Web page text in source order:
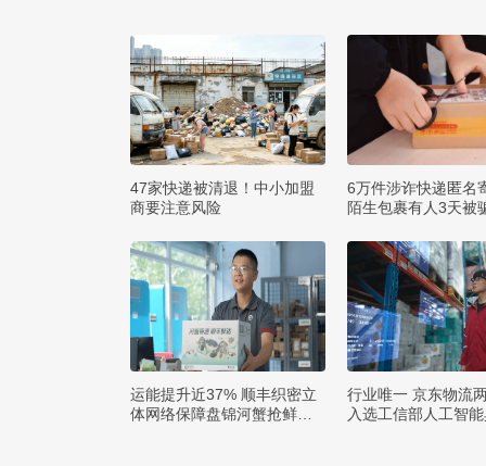
47家快递被清退！中小加盟
商要注意风险
6万件涉诈快递匿名
陌生包裹有人3天被
运能提升近37% 顺丰织密立
体网络保障盘锦河蟹抢鲜出
行业唯一 京东物流
入选工信部人工智